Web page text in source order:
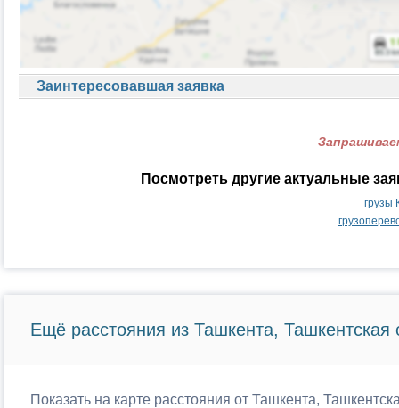
Заинтересовавшая заявка
Посмотреть другие актуальные
грузы
Ещё расстояния из Ташкента, Ташкентская
Показать на карте расстояния от Ташкента,